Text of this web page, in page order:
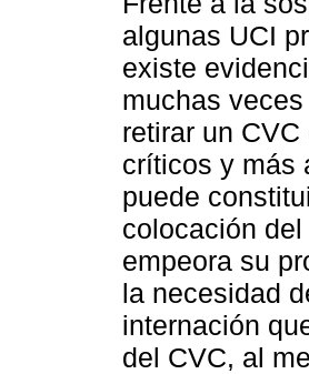
algunas UCI
existe
muchas
retirar un
críticos y más
puede
colocación
empeora su
la necesidad
internación
del CVC, al